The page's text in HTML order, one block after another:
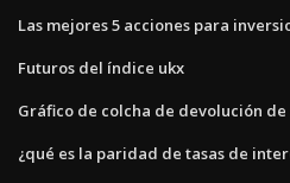
Las mejores 5 acciones para
Futuros del índice ukx
Gráfico de colcha de devolución
¿qué es la paridad de tasas de